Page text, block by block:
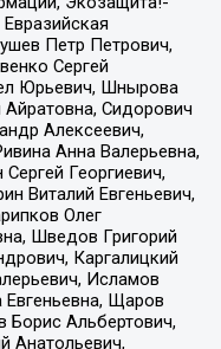
Петр Петрович,
Сергей
Юрьевич, Шнырова
Сидорович
Алексеевич,
Анна Валерьевна,
Георгиевич,
Виталий Евгеньевич,
Олег
Шведов Григорий
Каргалицкий
Исламов
Евгеньевна, Щаров
Борис Альбертович,
Анатольевич,